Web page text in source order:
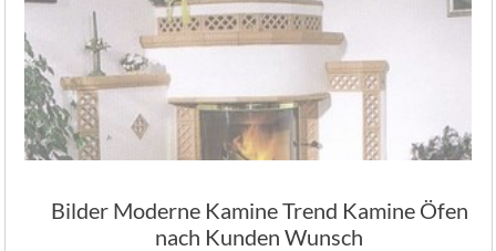
Bilder Moderne Kamine Trend Kamine Öfen
nach Kunden Wunsch